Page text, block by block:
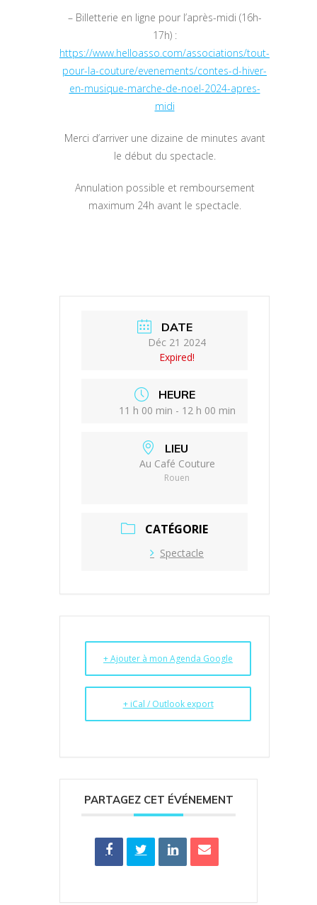
– Billetterie en ligne pour l’après-midi (16h-
17h) :
https://www.helloasso.com/associations/tout-
pour-la-couture/evenements/contes-d-hiver-
en-musique-marche-de-noel-2024-apres-
midi
Merci d’arriver une dizaine de minutes avant
le début du spectacle.
Annulation possible et remboursement
maximum 24h avant le spectacle.
DATE
Déc 21 2024
Expired!
HEURE
11 h 00 min - 12 h 00 min
LIEU
Au Café Couture
Rouen
CATÉGORIE
Spectacle
+ Ajouter à mon Agenda Google
+ iCal / Outlook export
PARTAGEZ CET ÉVÉNEMENT